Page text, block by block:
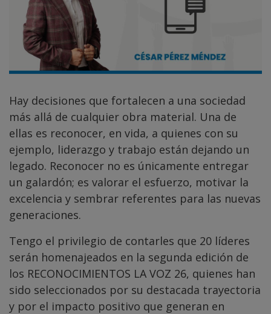
Hay decisiones que fortalecen a una sociedad
más allá de cualquier obra material. Una de
ellas es reconocer, en vida, a quienes con su
ejemplo, liderazgo y trabajo están dejando un
legado. Reconocer no es únicamente entregar
un galardón; es valorar el esfuerzo, motivar la
excelencia y sembrar referentes para las nuevas
generaciones.
Tengo el privilegio de contarles que 20 líderes
serán homenajeados en la segunda edición de
los RECONOCIMIENTOS LA VOZ 26, quienes han
sido seleccionados por su destacada trayectoria
y por el impacto positivo que generan en